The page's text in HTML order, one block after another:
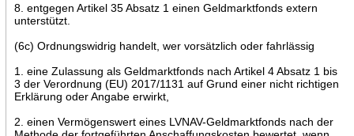
8. entgegen Artikel 35 Absatz 1 einen Geldmarktfonds extern
unterstützt.
(6c) Ordnungswidrig handelt, wer vorsätzlich oder fahrlässig
1. eine Zulassung als Geldmarktfonds nach Artikel 4 Absatz 1 bis
3 der Verordnung (EU) 2017/1131 auf Grund einer nicht richtigen
Erklärung oder Angabe erwirkt,
2. einen Vermögenswert eines LVNAV-Geldmarktfonds nach der